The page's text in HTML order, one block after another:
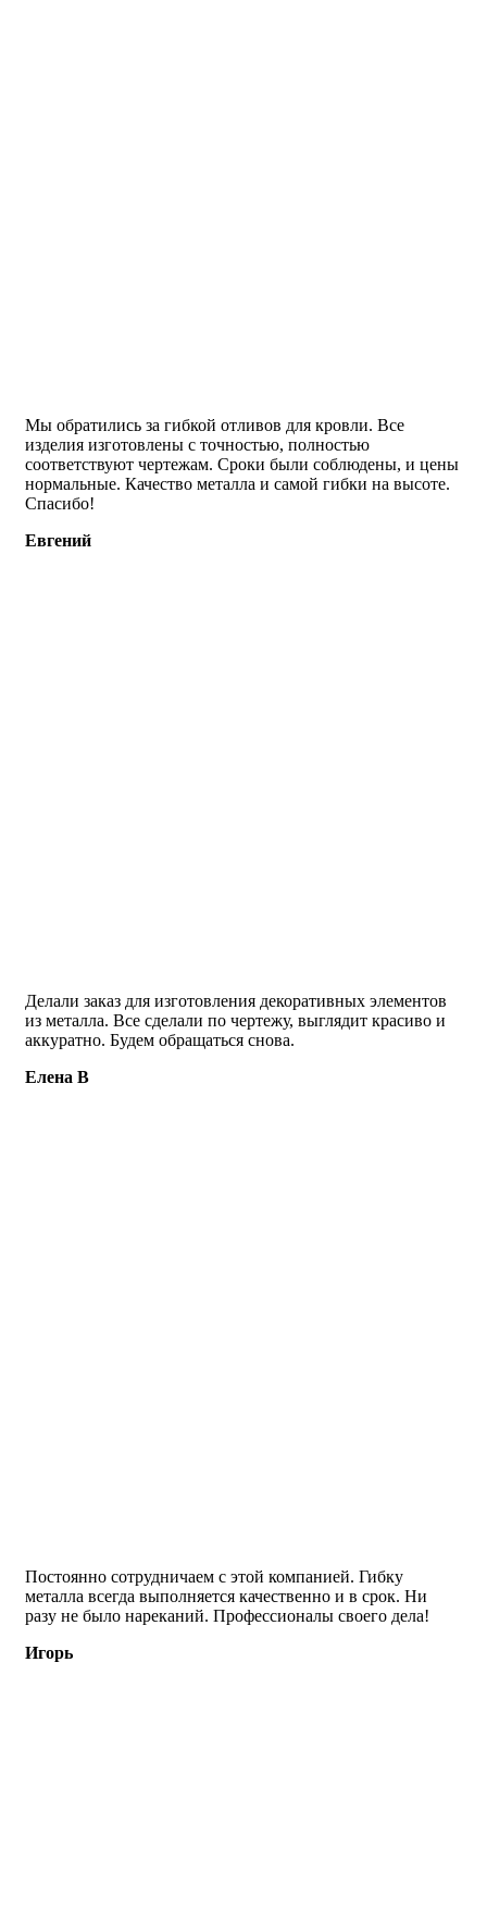
Мы обратились за гибкой отливов для кровли. Все
изделия изготовлены с точностью, полностью
соответствуют чертежам. Сроки были соблюдены, и цены
нормальные. Качество металла и самой гибки на высоте.
Спасибо!
Евгений
Делали заказ для изготовления декоративных элементов
из металла. Все сделали по чертежу, выглядит красиво и
аккуратно. Будем обращаться снова.
Елена В
Постоянно сотрудничаем с этой компанией. Гибку
металла всегда выполняется качественно и в срок. Ни
разу не было нареканий. Профессионалы своего дела!
Игорь